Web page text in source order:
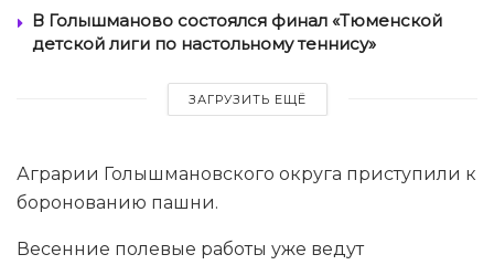
В Голышманово состоялся финал «Тюменской
детской лиги по настольному теннису»
ЗАГРУЗИТЬ ЕЩЁ
Аграрии Голышмановского округа приступили к
боронованию пашни.
Весенние полевые работы уже ведут